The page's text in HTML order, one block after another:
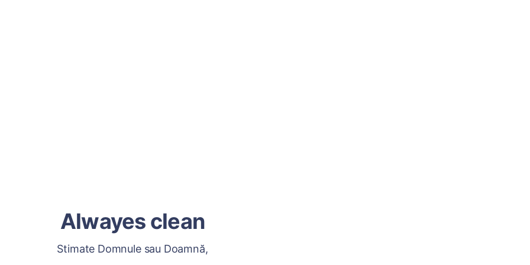
Alwayes clean
Stimate Domnule sau Doamnă,